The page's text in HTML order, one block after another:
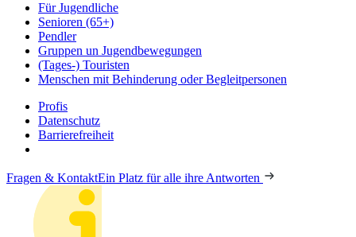
Für Jugendliche
Senioren (65+)
Pendler
Gruppen un Jugendbewegungen
(Tages-) Touristen
Menschen mit Behinderung oder Begleitpersonen
Profis
Datenschutz
Barrierefreiheit
Fragen & KontaktEin Platz für alle ihre Antworten